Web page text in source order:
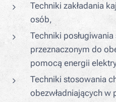
Techniki zakładania
osób,
Techniki
przeznaczonym do
pomocą energii
Techniki stosowania
obezwładniających w